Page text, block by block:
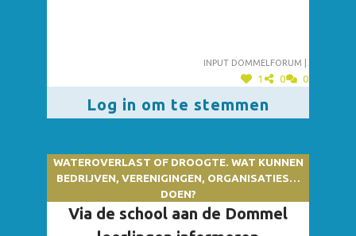
Input dommelforum |.
1 0 0
Log in om te stemmen
WATEROVERLAST OF DROOGTE. WAT KUNNEN
BEDRIJVEN, VERENIGINGEN, ORGANISATIES…
DOEN?
Via de school aan de Dommel